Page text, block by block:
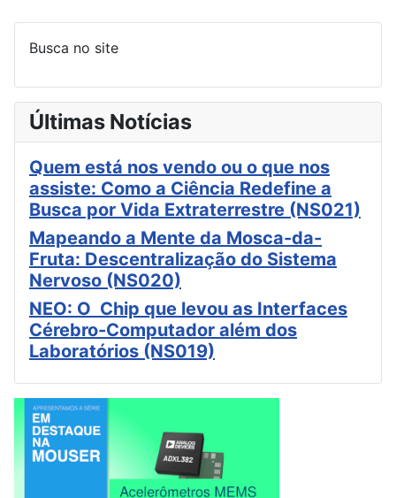
Busca no site
Últimas Notícias
Quem está nos vendo ou o que nos
assiste: Como a Ciência Redefine a
Busca por Vida Extraterrestre (NS021)
Mapeando a Mente da Mosca-da-
Fruta: Descentralização do Sistema
Nervoso (NS020)
NEO: O Chip que levou as Interfaces
Cérebro-Computador além dos
Laboratórios (NS019)